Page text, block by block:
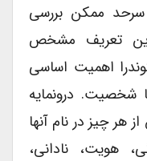
ممکن بررسی
تعریف مشخص
اهمیت اساسی
شخصیت. درونمایه
چیز در نام آنها
هویت، نادانی،